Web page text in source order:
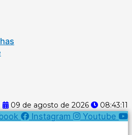
09 de agosto de 2026 08:43:11
Instagram Youtube